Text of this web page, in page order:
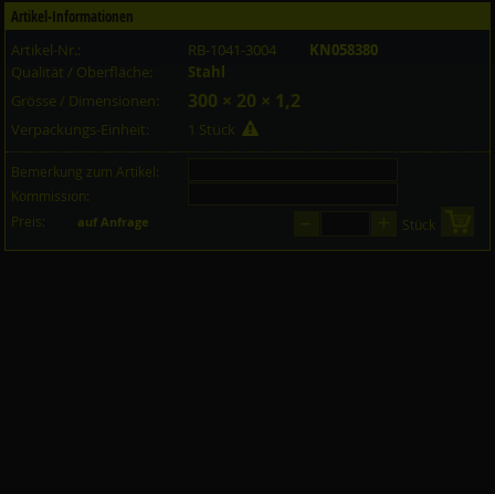
Artikel-Informationen
Artikel-Nr.:
RB-1041-3004
KN058380
Qualität / Oberfläche:
Stahl
Grösse / Dimensionen:
300 × 20 × 1,2
Verpackungs-Einheit: 1 Stück
Bemerkung zum Artikel:
Kommission:
Preis:
auf Anfrage Stück